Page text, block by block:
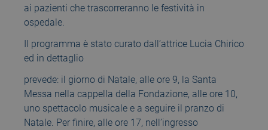
ai pazienti che trascorreranno le festività in
ospedale.
Il programma è stato curato dall’attrice Lucia Chirico
ed in dettaglio
prevede: il giorno di Natale, alle ore 9, la Santa
Messa nella cappella della Fondazione, alle ore 10,
uno spettacolo musicale e a seguire il pranzo di
Natale. Per finire, alle ore 17, nell’ingresso